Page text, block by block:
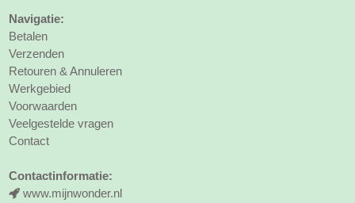
Navigatie:
Betalen
Verzenden
Retouren & Annuleren
Werkgebied
Voorwaarden
Veelgestelde vragen
Contact
Contactinformatie:
www.mijnwonder.nl